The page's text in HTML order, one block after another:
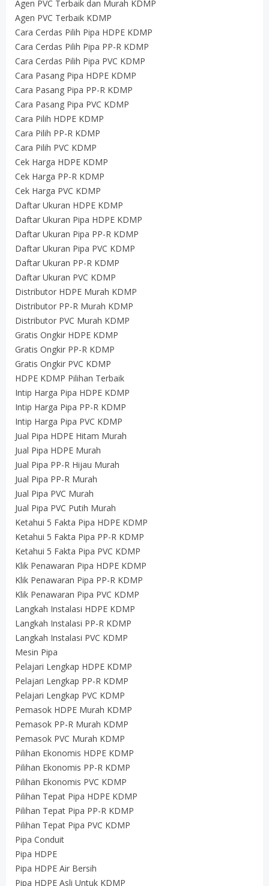
Agen PVC Terbaik dan Murah KDMP
Agen PVC Terbaik KDMP
Cara Cerdas Pilih Pipa HDPE KDMP
Cara Cerdas Pilih Pipa PP-R KDMP
Cara Cerdas Pilih Pipa PVC KDMP
Cara Pasang Pipa HDPE KDMP
Cara Pasang Pipa PP-R KDMP
Cara Pasang Pipa PVC KDMP
Cara Pilih HDPE KDMP
Cara Pilih PP-R KDMP
Cara Pilih PVC KDMP
Cek Harga HDPE KDMP
Cek Harga PP-R KDMP
Cek Harga PVC KDMP
Daftar Ukuran HDPE KDMP
Daftar Ukuran Pipa HDPE KDMP
Daftar Ukuran Pipa PP-R KDMP
Daftar Ukuran Pipa PVC KDMP
Daftar Ukuran PP-R KDMP
Daftar Ukuran PVC KDMP
Distributor HDPE Murah KDMP
Distributor PP-R Murah KDMP
Distributor PVC Murah KDMP
Gratis Ongkir HDPE KDMP
Gratis Ongkir PP-R KDMP
Gratis Ongkir PVC KDMP
HDPE KDMP Pilihan Terbaik
Intip Harga Pipa HDPE KDMP
Intip Harga Pipa PP-R KDMP
Intip Harga Pipa PVC KDMP
Jual Pipa HDPE Hitam Murah
Jual Pipa HDPE Murah
Jual Pipa PP-R Hijau Murah
Jual Pipa PP-R Murah
Jual Pipa PVC Murah
Jual Pipa PVC Putih Murah
Ketahui 5 Fakta Pipa HDPE KDMP
Ketahui 5 Fakta Pipa PP-R KDMP
Ketahui 5 Fakta Pipa PVC KDMP
Klik Penawaran Pipa HDPE KDMP
Klik Penawaran Pipa PP-R KDMP
Klik Penawaran Pipa PVC KDMP
Langkah Instalasi HDPE KDMP
Langkah Instalasi PP-R KDMP
Langkah Instalasi PVC KDMP
Mesin Pipa
Pelajari Lengkap HDPE KDMP
Pelajari Lengkap PP-R KDMP
Pelajari Lengkap PVC KDMP
Pemasok HDPE Murah KDMP
Pemasok PP-R Murah KDMP
Pemasok PVC Murah KDMP
Pilihan Ekonomis HDPE KDMP
Pilihan Ekonomis PP-R KDMP
Pilihan Ekonomis PVC KDMP
Pilihan Tepat Pipa HDPE KDMP
Pilihan Tepat Pipa PP-R KDMP
Pilihan Tepat Pipa PVC KDMP
Pipa Conduit
Pipa HDPE
Pipa HDPE Air Bersih
Pipa HDPE Asli Untuk KDMP